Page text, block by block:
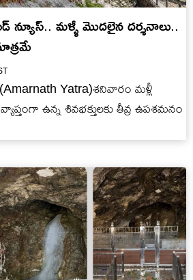
న్యూస్.. మళ్ళీ మొదలైన దర్శనాలు..
Yatra)శనివారం మళ్లీ
ఉన్న శివభక్తులకు తీవ్ర ఉపశమనం